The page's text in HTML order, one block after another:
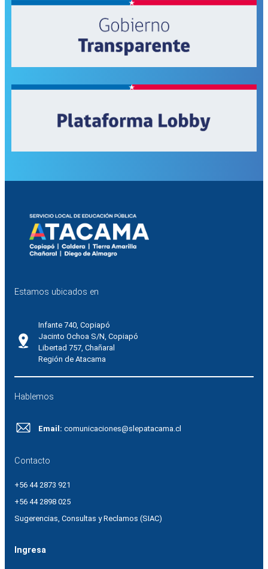
Estamos ubicados en
Infante 740, Copiapó
Jacinto Ochoa S/N, Copiapó
Libertad 757, Chañaral
Región de Atacama
Hablemos
Email: comunicaciones@slepatacama.cl
Contacto
+56 44 2873 921
+56 44 2898 025
Sugerencias, Consultas y Reclamos (SIAC)
Ingresa